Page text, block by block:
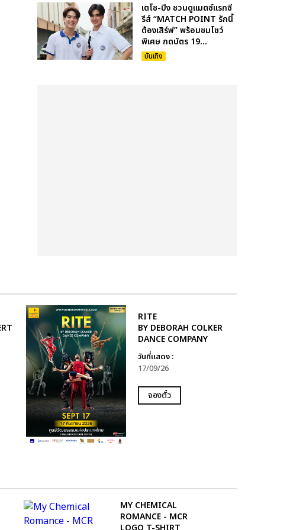
เตโช-ปิง ชวนดูแมตซ์แรกซี
รีส์ “MATCH POINT รักนี้
ต้องเสิร์ฟ” พร้อมชมโชว์
พิเศษ กดบัตร 19...
บันเทิง
RITE
BY DEBORAH COLKER
DANCE COMPANY
วันที่แสดง :
17/09/26
จองตั๋ว
MY CHEMICAL
ROMANCE - MCR